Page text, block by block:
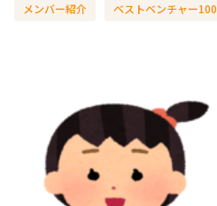
メンバー紹介 ベストベンチャー100